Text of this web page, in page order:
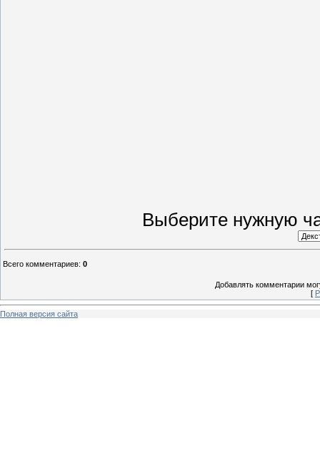
Выберите нужную
Всего комментариев: 0
Добавлять комментарии
[
Полная версия сайта